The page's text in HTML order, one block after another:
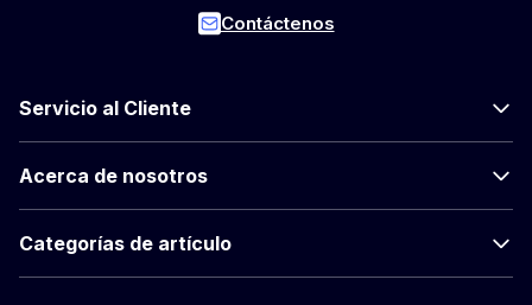
Contáctenos
Servicio al Cliente
Acerca de nosotros
Categorías de artículo